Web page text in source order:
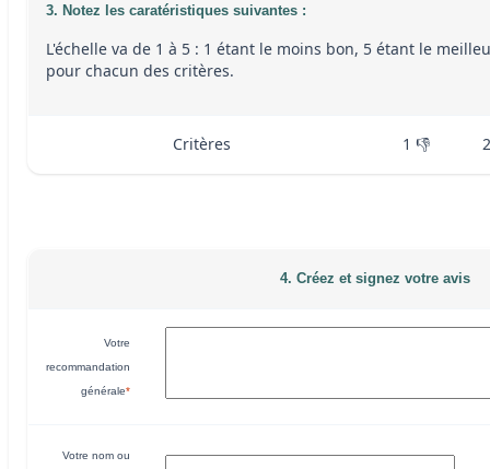
3. Notez les caratéristiques suivantes :
L'échelle va de 1 à 5 : 1 étant le moins bon, 5 étant le
pour chacun des critères.
Critères 1 👎 2
4. Créez et signez votre avis
Votre
recommandation
générale*
Votre nom ou